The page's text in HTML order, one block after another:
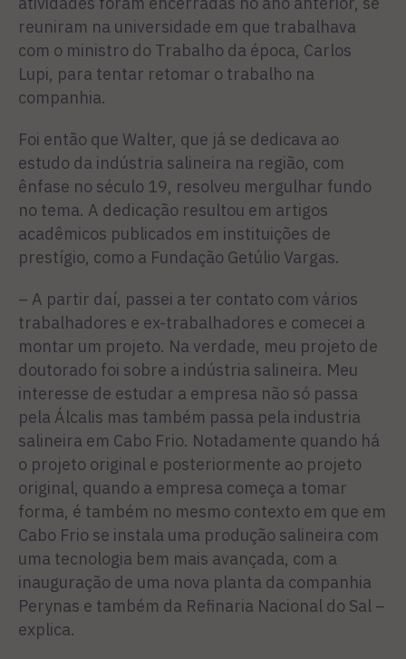
reuniram na universidade em que trabalhava
com o ministro do Trabalho da época, Carlos
Lupi, para tentar retomar o trabalho na
companhia.
Foi então que Walter, que já se dedicava ao
estudo da indústria salineira na região, com
ênfase no século 19, resolveu mergulhar fundo
no tema. A dedicação resultou em artigos
acadêmicos publicados em instituições de
prestígio, como a Fundação Getúlio Vargas.
– A partir daí, passei a ter contato com vários
trabalhadores e ex-trabalhadores e comecei a
montar um projeto. Na verdade, meu projeto de
doutorado foi sobre a indústria salineira. Meu
interesse de estudar a empresa não só passa
pela Álcalis mas também passa pela industria
salineira em Cabo Frio. Notadamente quando há
o projeto original e posteriormente ao projeto
original, quando a empresa começa a tomar
forma, é também no mesmo contexto em que em
Cabo Frio se instala uma produção salineira com
uma tecnologia bem mais avançada, com a
inauguração de uma nova planta da companhia
Perynas e também da Refinaria Nacional do Sal –
explica.